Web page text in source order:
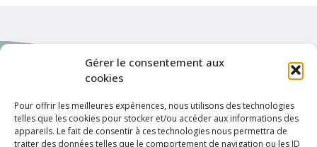
Gérer le consentement aux
cookies
Pour offrir les meilleures expériences, nous utilisons des technologies
telles que les cookies pour stocker et/ou accéder aux informations des
appareils. Le fait de consentir à ces technologies nous permettra de
traiter des données telles que le comportement de navigation ou les ID
Enlaces de interés
Política de privacidad